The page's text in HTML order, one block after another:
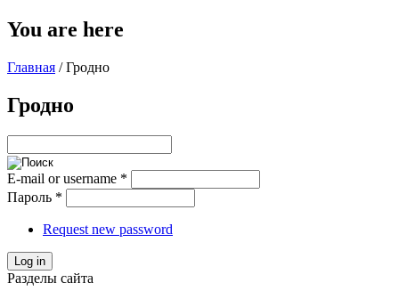
You are here
Главная / Гродно
Гродно
E-mail or username *
Пароль *
Request new password
Log in
Разделы сайта